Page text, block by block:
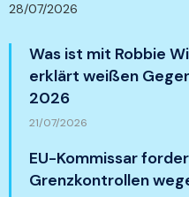
28/07/2026
Was ist mit Robbie
erklärt weißen
2026
21/07/2026
EU-Kommissar
Grenzkontrollen